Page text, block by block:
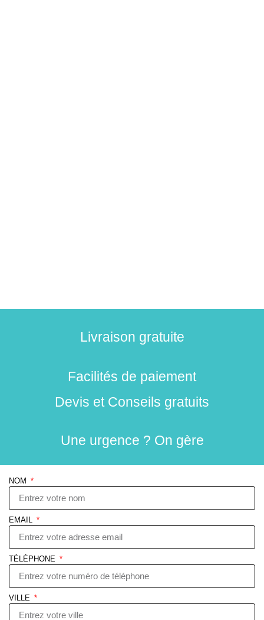
Livraison gratuite
Facilités de paiement
Devis et Conseils gratuits
Une urgence ? On gère
NOM
EMAIL
TÉLÉPHONE
VILLE